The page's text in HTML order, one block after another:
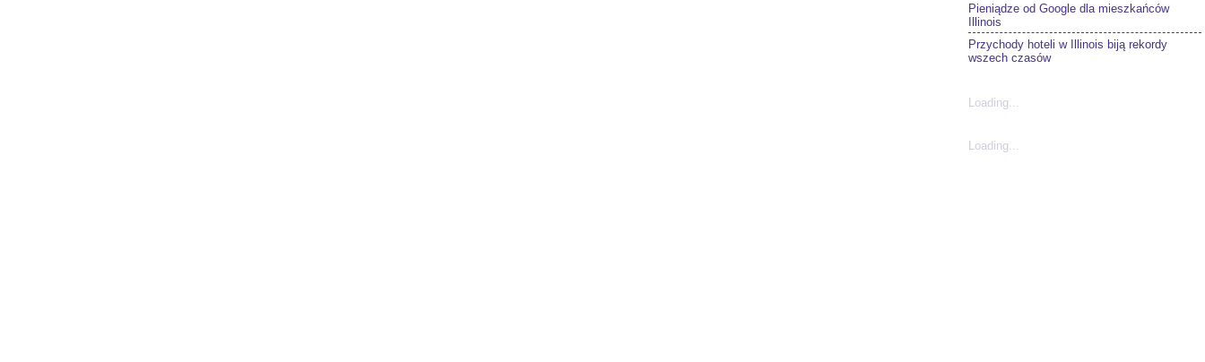
Pieniądze od Google dla mieszkańców
Illinois
Przychody hoteli w Illinois biją rekordy
wszech czasów
Loading...
Loading...